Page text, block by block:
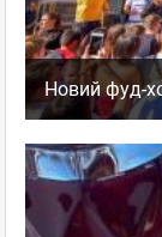
Новий фуд-